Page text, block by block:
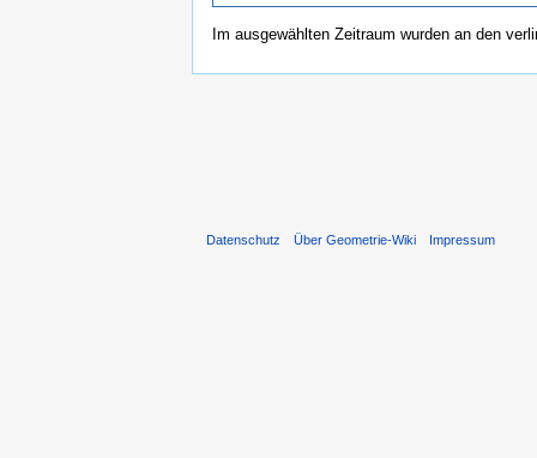
Im ausgewählten Zeitraum wurden an den
Datenschutz Über Geometrie-Wiki Impressum